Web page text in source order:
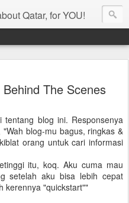
Qatar, for YOU!
The Scenes
blog ini. Responsenya
blog-mu bagus, ringkas &
orang untuk cari informasi
itu, koq. Aku cuma mau
setelah aku bisa lebih cepat
kerennya "quickstart""